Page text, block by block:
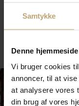
Samtykke
Denne
Vi bruger cookies
annoncer, til at
at analysere vores
din brug af vores
749,00 kr
599,20 kr